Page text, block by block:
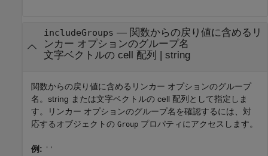
includeGroups — 関数からの戻り値に含めるリ
ンカー オプションのグループ名
文字ベクトルの cell 配列 | string
関数からの戻り値に含めるリンカー オプションのグループ
名。string または文字ベクトルの cell 配列として指定しま
す。リンカー オプションのグループ名を確認するには、対
応するオブジェクトの Group プロパティにアクセスします。
例: ''